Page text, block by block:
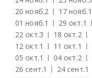
20 нояб.2 17 нояб.1
01 нояб.1 29 окт.1
22 окт.3 18 окт.2
12 окт.1 11 окт.1
05 окт.1 04 окт.2
26 сент.1 24 сент.1